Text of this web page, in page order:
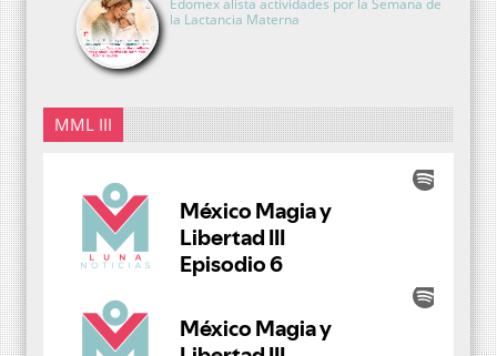
Edomex alista actividades por la Semana de
la Lactancia Materna
MML III